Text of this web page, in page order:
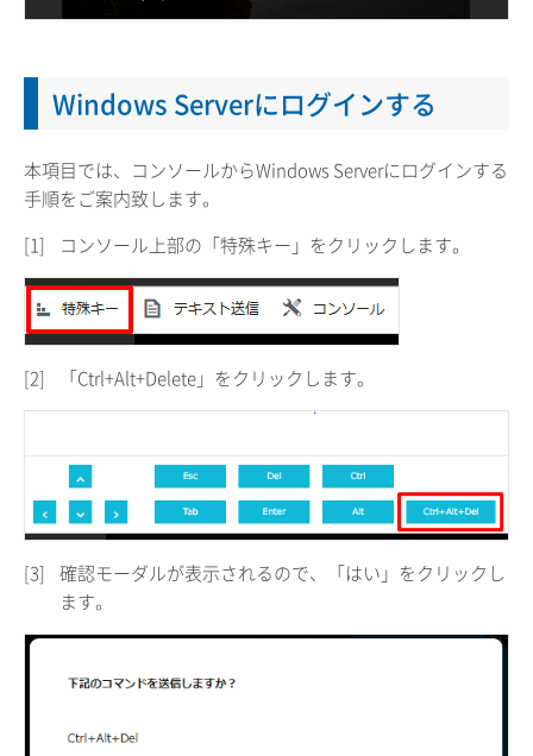
Windows Serverにログインする
本項目では、コンソールからWindows Serverにログインする
手順をご案内致します。
[1]
コンソール上部の「特殊キー」をクリックします。
[2] 「Ctrl+Alt+Delete」をクリックします。
[3]
確認モーダルが表示されるので、「はい」をクリックし
ます。